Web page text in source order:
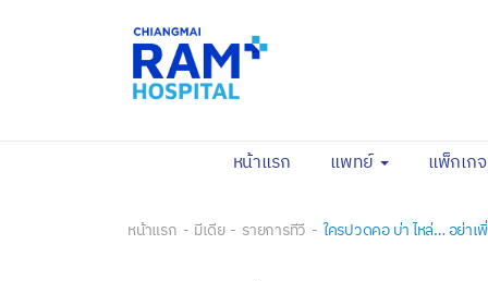
หน้าแรก (current)
แพทย์ แพ็กเก
หน้าแรก มีเดีย รายการทีวี ใครปวดคอ บ่า ไหล่… อย่า